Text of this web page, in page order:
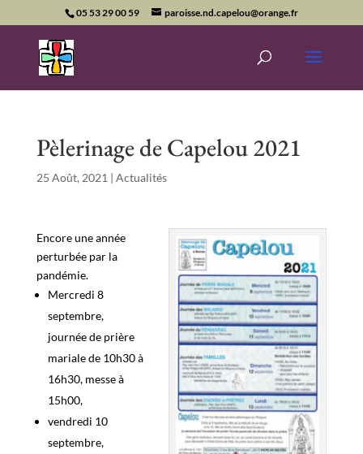
05 53 29 00 59 paroisse.nd.capelou@orange.fr
Pèlerinage de Capelou 2021
25 Août, 2021 | Actualités
Encore une année
perturbée par la
pandémie.
Mercredi 8
septembre,
journée de prière
mariale de 10h30 à
16h30, messe à
15h00,
vendredi 10
septembre,